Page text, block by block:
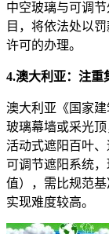
中空玻璃与可调
目，将依法处以
许可的办理。
4.澳大利亚：注重
澳大利亚《国家
玻璃幕墙或采光
活动式遮阳百叶
可调节遮阳系统
值），需比规范
实现难度较高。